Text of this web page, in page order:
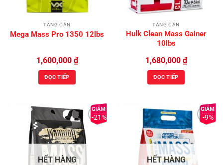
TĂNG CÂN
Mega Mass Pro 1350 12lbs
1,600,000 ₫
ĐỌC TIẾP
TĂNG CÂN
Hulk Clean Mass Gainer
10lbs
1,680,000 ₫
ĐỌC TIẾP
-21%
Add to
Wishlist
HẾT HÀNG
-9%
Wishlist
HẾT HÀNG